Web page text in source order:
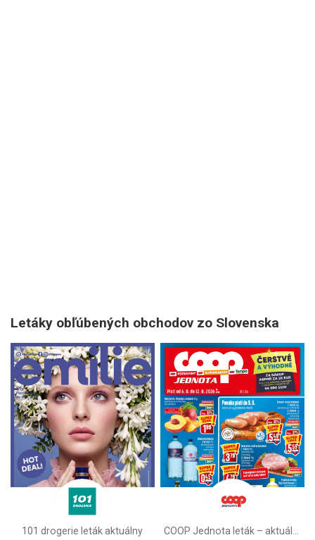
Letáky obľúbených obchodov zo Slovenska
101 drogerie leták aktuálny COOP Jednota leták –⁠ aktuálny